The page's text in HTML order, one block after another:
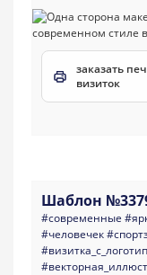
заказать
визиток
Шаблон
#современные
#человечек